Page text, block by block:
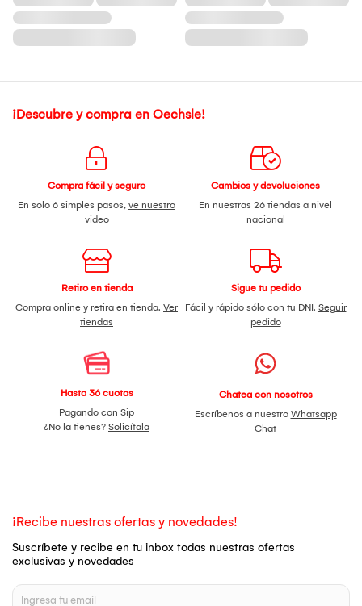
¡Descubre y compra en Oechsle!
Compra fácil y seguro
En solo 6 simples pasos, ve nuestro
video
Cambios y devoluciones
En nuestras 26 tiendas a nivel
nacional
Retiro en tienda
Compra online y retira en tienda. Ver
tiendas
Sigue tu pedido
Fácil y rápido sólo con tu DNI. Seguir
pedido
Hasta 36 cuotas
Pagando con Sip
¿No la tienes? Solicítala
Chatea con nosotros
Escríbenos a nuestro Whatsapp
Chat
¡Recibe nuestras ofertas y novedades!
Suscríbete y recibe en tu inbox todas nuestras ofertas
exclusivas y novedades